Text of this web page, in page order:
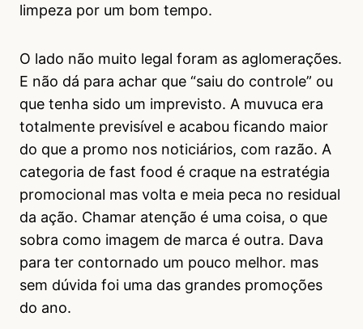
limpeza por um bom tempo.
O lado não muito legal foram as aglomerações.
E não dá para achar que “saiu do controle” ou
que tenha sido um imprevisto. A muvuca era
totalmente previsível e acabou ficando maior
do que a promo nos noticiários, com razão. A
categoria de fast food é craque na estratégia
promocional mas volta e meia peca no residual
da ação. Chamar atenção é uma coisa, o que
sobra como imagem de marca é outra. Dava
para ter contornado um pouco melhor. mas
sem dúvida foi uma das grandes promoções
do ano.